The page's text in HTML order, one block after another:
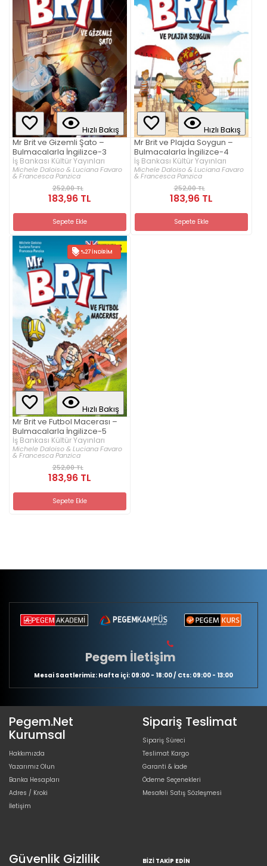
Hızlı Bakış
Mr Brit ve Gizemli Şato –
Bulmacalarla İngilizce-3
İş Bankası Kültür Yayınları
Michele Daloiso & Luciana Favaro
& Francesca Panzica
252,00 TL
183,96 TL
Sepete Ekle
Hızlı Bakış
Mr Brit ve Plajda Soygun –
Bulmacalarla İngilizce-4
İş Bankası Kültür Yayınları
Michele Daloiso & Luciana Favaro
& Francesca Panzica
252,00 TL
183,96 TL
Sepete Ekle
%27 İNDIRIM
Hızlı Bakış
Mr Brit ve Futbol Macerası –
Bulmacalarla İngilizce-5
İş Bankası Kültür Yayınları
Michele Daloiso & Luciana Favaro
& Francesca Panzica
252,00 TL
183,96 TL
Sepete Ekle
Pegem İletişim
Mesai Saatlerimiz: Hafta içi: 09:00 - 18:00 / Cts: 09:00 - 13:00
Pegem.Net
Kurumsal
Hakkımızda
Yazarımız Olun
Banka Hesapları
Adres / Kroki
İletişim
Sipariş Teslimat
Sipariş Süreci
Teslimat Kargo
Garanti & İade
Ödeme Seçenekleri
Mesafeli Satış Sözleşmesi
Güvenlik Gizlilik BIZI TAKIP EDIN